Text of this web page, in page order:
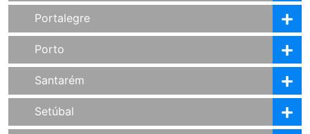
Portalegre
Porto
Santarém
Setúbal